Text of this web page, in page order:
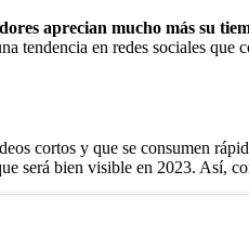
aprecian mucho más su
tendencia en redes sociales
cortos y que se consumen
será bien visible en 2023. Así,